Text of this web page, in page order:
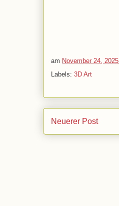
am November 24, 2025
Labels: 3D Art
Neuerer Post